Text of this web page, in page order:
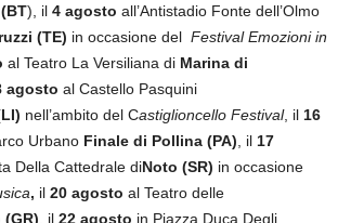
), il 4 agosto all’Antistadio Fonte dell’Olmo
(TE) in occasione del Festival Emozioni in
al Teatro La Versiliana di Marina di
agosto al Castello Pasquini
nell’ambito del Castiglioncello Festival, il 16
Urbano Finale di Pollina (PA) , il 17
Della Cattedrale diNoto (SR) in occasione
, il 20 agosto al Teatro delle
, il 22 agosto in Piazza Duca Degli